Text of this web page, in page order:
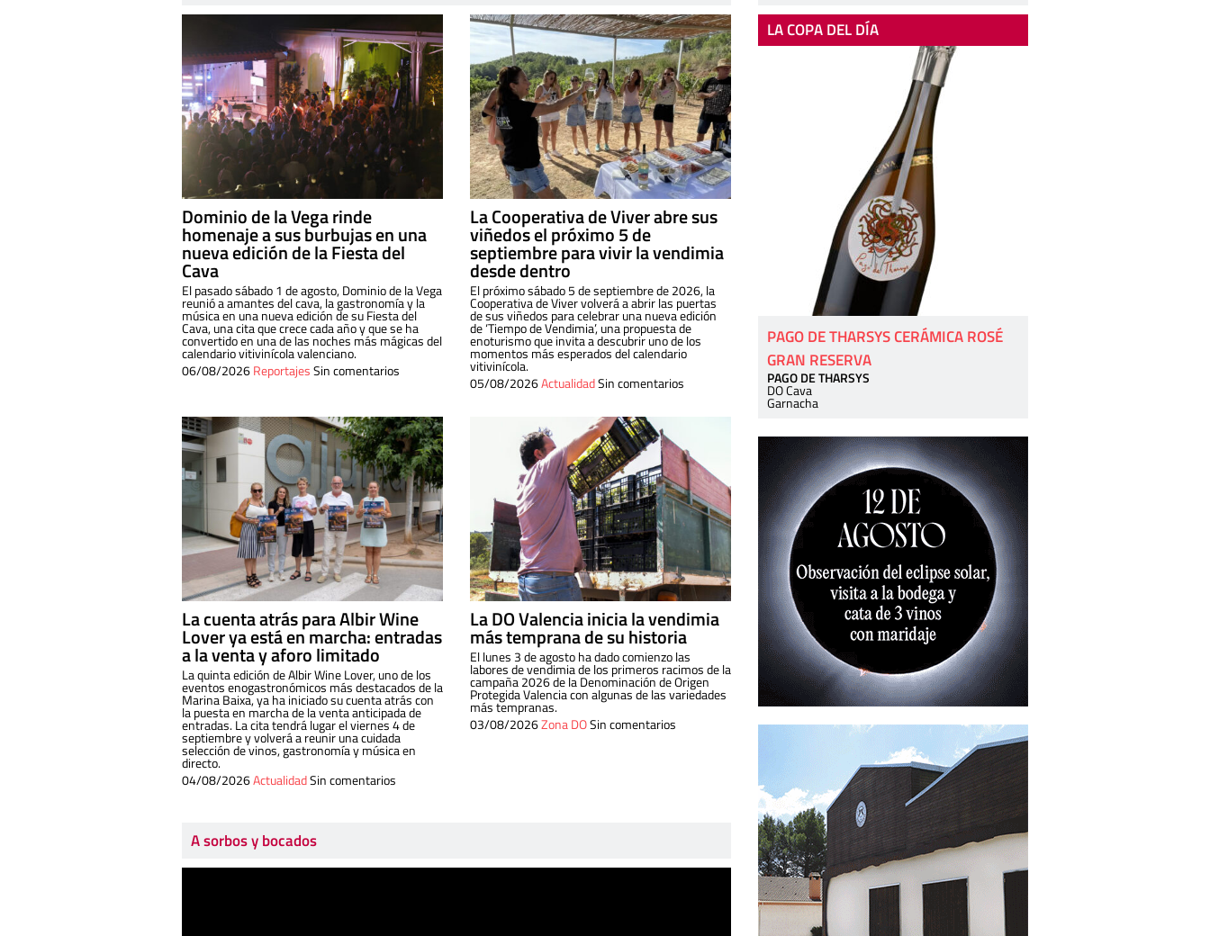
Dominio de la Vega rinde
homenaje a sus burbujas en una
nueva edición de la Fiesta del
Cava
El pasado sábado 1 de agosto, Dominio de la Vega
reunió a amantes del cava, la gastronomía y la
música en una nueva edición de su Fiesta del
Cava, una cita que crece cada año y que se ha
convertido en una de las noches más mágicas del
calendario vitivinícola valenciano.
06/08/2026ReportajesSin comentarios
La Cooperativa de Viver abre sus
viñedos el próximo 5 de
septiembre para vivir la vendimia
desde dentro
El próximo sábado 5 de septiembre de 2026, la
Cooperativa de Viver volverá a abrir las puertas
de sus viñedos para celebrar una nueva edición
de ‘Tiempo de Vendimia’, una propuesta de
enoturismo que invita a descubrir uno de los
momentos más esperados del calendario
vitivinícola.
05/08/2026ActualidadSin comentarios
La cuenta atrás para Albir Wine
Lover ya está en marcha: entradas
a la venta y aforo limitado
La quinta edición de Albir Wine Lover, uno de los
eventos enogastronómicos más destacados de la
Marina Baixa, ya ha iniciado su cuenta atrás con
la puesta en marcha de la venta anticipada de
entradas. La cita tendrá lugar el viernes 4 de
septiembre y volverá a reunir una cuidada
selección de vinos, gastronomía y música en
directo.
04/08/2026ActualidadSin comentarios
La DO Valencia inicia la vendimia
más temprana de su historia
El lunes 3 de agosto ha dado comienzo las
labores de vendimia de los primeros racimos de la
campaña 2026 de la Denominación de Origen
Protegida Valencia con algunas de las variedades
más tempranas.
03/08/2026Zona DOSin comentarios
A sorbos y bocados
LA COPA DEL DÍA
PAGO DE THARSYS CERÁMICA ROSÉ
GRAN RESERVA
PAGO DE THARSYS
DO Cava
Garnacha